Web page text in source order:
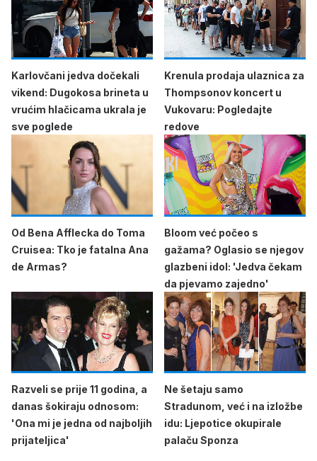
Karlovčani jedva dočekali
vikend: Dugokosa brineta u
vrućim hlačicama ukrala je
sve poglede
Krenula prodaja ulaznica za
Thompsonov koncert u
Vukovaru: Pogledajte
redove
Od Bena Afflecka do Toma
Cruisea: Tko je fatalna Ana
de Armas?
Bloom već počeo s
gažama? Oglasio se njegov
glazbeni idol: 'Jedva čekam
da pjevamo zajedno'
Razveli se prije 11 godina, a
danas šokiraju odnosom:
'Ona mi je jedna od najboljih
prijateljica'
Ne šetaju samo
Stradunom, već i na izložbe
idu: Ljepotice okupirale
palaču Sponza